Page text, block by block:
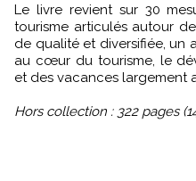
Le livre revient sur 30
tourisme articulés autour
de qualité et diversifiée, un
au cœur du tourisme, le
et des vacances largement
Hors collection : 322 pages